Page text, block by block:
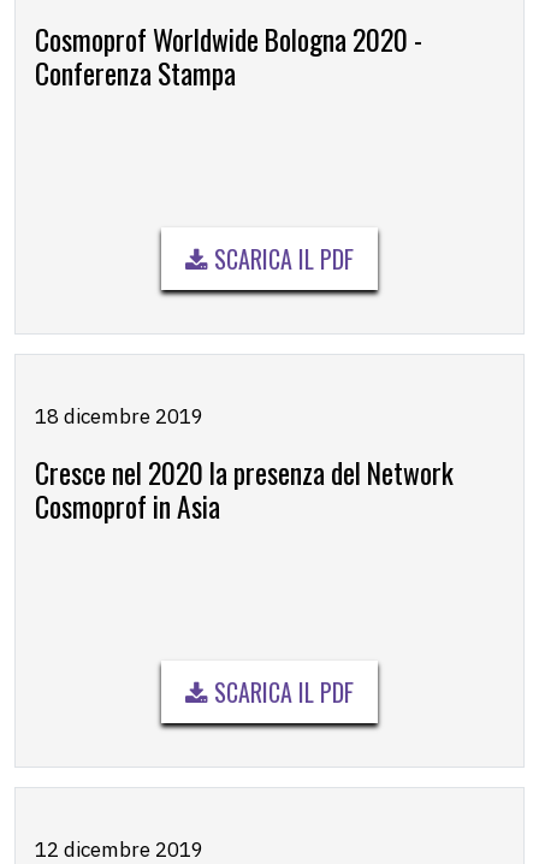
Cosmoprof Worldwide Bologna 2020 -
Conferenza Stampa
SCARICA IL PDF
18 dicembre 2019
Cresce nel 2020 la presenza del Network
Cosmoprof in Asia
SCARICA IL PDF
12 dicembre 2019